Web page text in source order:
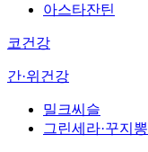
아스타잔틴
코건강
간·위건강
밀크씨슬
그린세라·꾸지뽕